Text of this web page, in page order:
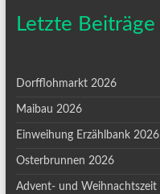
Letzte Beiträge
Dorfflohmarkt 2026
Maibau 2026
Einweihung Erzählbank 2026
Osterbrunnen 2026
Advent- und Weihnachtszeit